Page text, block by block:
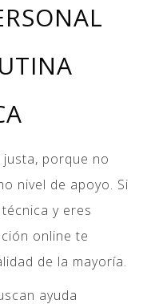
porque no
nivel de apoyo. Si
y eres
online te
de la mayoría.
ayuda